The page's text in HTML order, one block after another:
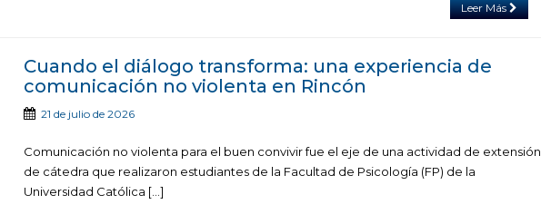
Leer Más
Cuando el diálogo transforma: una experiencia de
comunicación no violenta en Rincón
21 de julio de 2026
Comunicación no violenta para el buen convivir fue el eje de una actividad de extensión
de cátedra que realizaron estudiantes de la Facultad de Psicología (FP) de la
Universidad Católica […]